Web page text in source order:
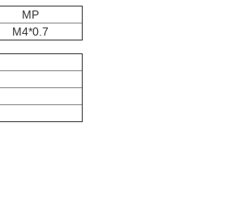
MP
M4*0.7